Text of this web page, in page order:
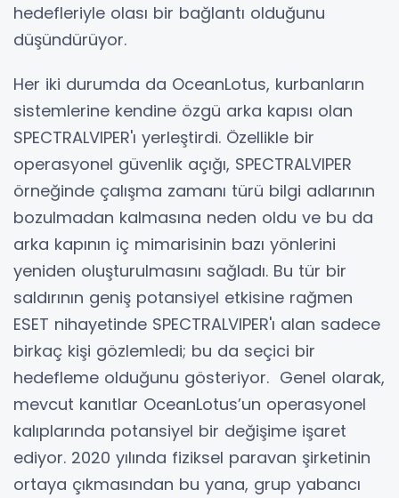
hedefleriyle olası bir bağlantı olduğunu
düşündürüyor.
Her iki durumda da OceanLotus, kurbanların
sistemlerine kendine özgü arka kapısı olan
SPECTRALVIPER'ı yerleştirdi. Özellikle bir
operasyonel güvenlik açığı, SPECTRALVIPER
örneğinde çalışma zamanı türü bilgi adlarının
bozulmadan kalmasına neden oldu ve bu da
arka kapının iç mimarisinin bazı yönlerini
yeniden oluşturulmasını sağladı. Bu tür bir
saldırının geniş potansiyel etkisine rağmen
ESET nihayetinde SPECTRALVIPER'ı alan sadece
birkaç kişi gözlemledi; bu da seçici bir
hedefleme olduğunu gösteriyor. Genel olarak,
mevcut kanıtlar OceanLotus’un operasyonel
kalıplarında potansiyel bir değişime işaret
ediyor. 2020 yılında fiziksel paravan şirketinin
ortaya çıkmasından bu yana, grup yabancı